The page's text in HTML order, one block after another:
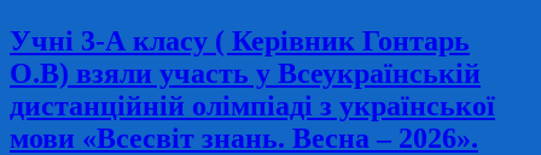
Учні 3-А класу ( Керівник Гонтарь
О.В) взяли участь у Всеукраїнській
дистанційній олімпіаді з української
мови «Всесвіт знань. Весна – 2026».